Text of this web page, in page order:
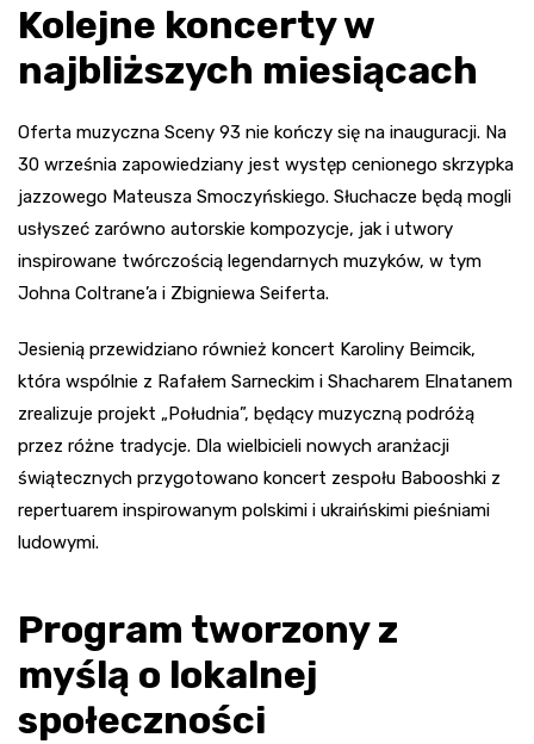
Kolejne koncerty w
najbliższych miesiącach
Oferta muzyczna Sceny 93 nie kończy się na inauguracji. Na
30 września zapowiedziany jest występ cenionego skrzypka
jazzowego Mateusza Smoczyńskiego. Słuchacze będą mogli
usłyszeć zarówno autorskie kompozycje, jak i utwory
inspirowane twórczością legendarnych muzyków, w tym
Johna Coltrane’a i Zbigniewa Seiferta.
Jesienią przewidziano również koncert Karoliny Beimcik,
która wspólnie z Rafałem Sarneckim i Shacharem Elnatanem
zrealizuje projekt „Południa”, będący muzyczną podróżą
przez różne tradycje. Dla wielbicieli nowych aranżacji
świątecznych przygotowano koncert zespołu Babooshki z
repertuarem inspirowanym polskimi i ukraińskimi pieśniami
ludowymi.
Program tworzony z
myślą o lokalnej
społeczności